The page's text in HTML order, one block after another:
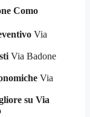
Como
Via
Via Badone
Via
su Via